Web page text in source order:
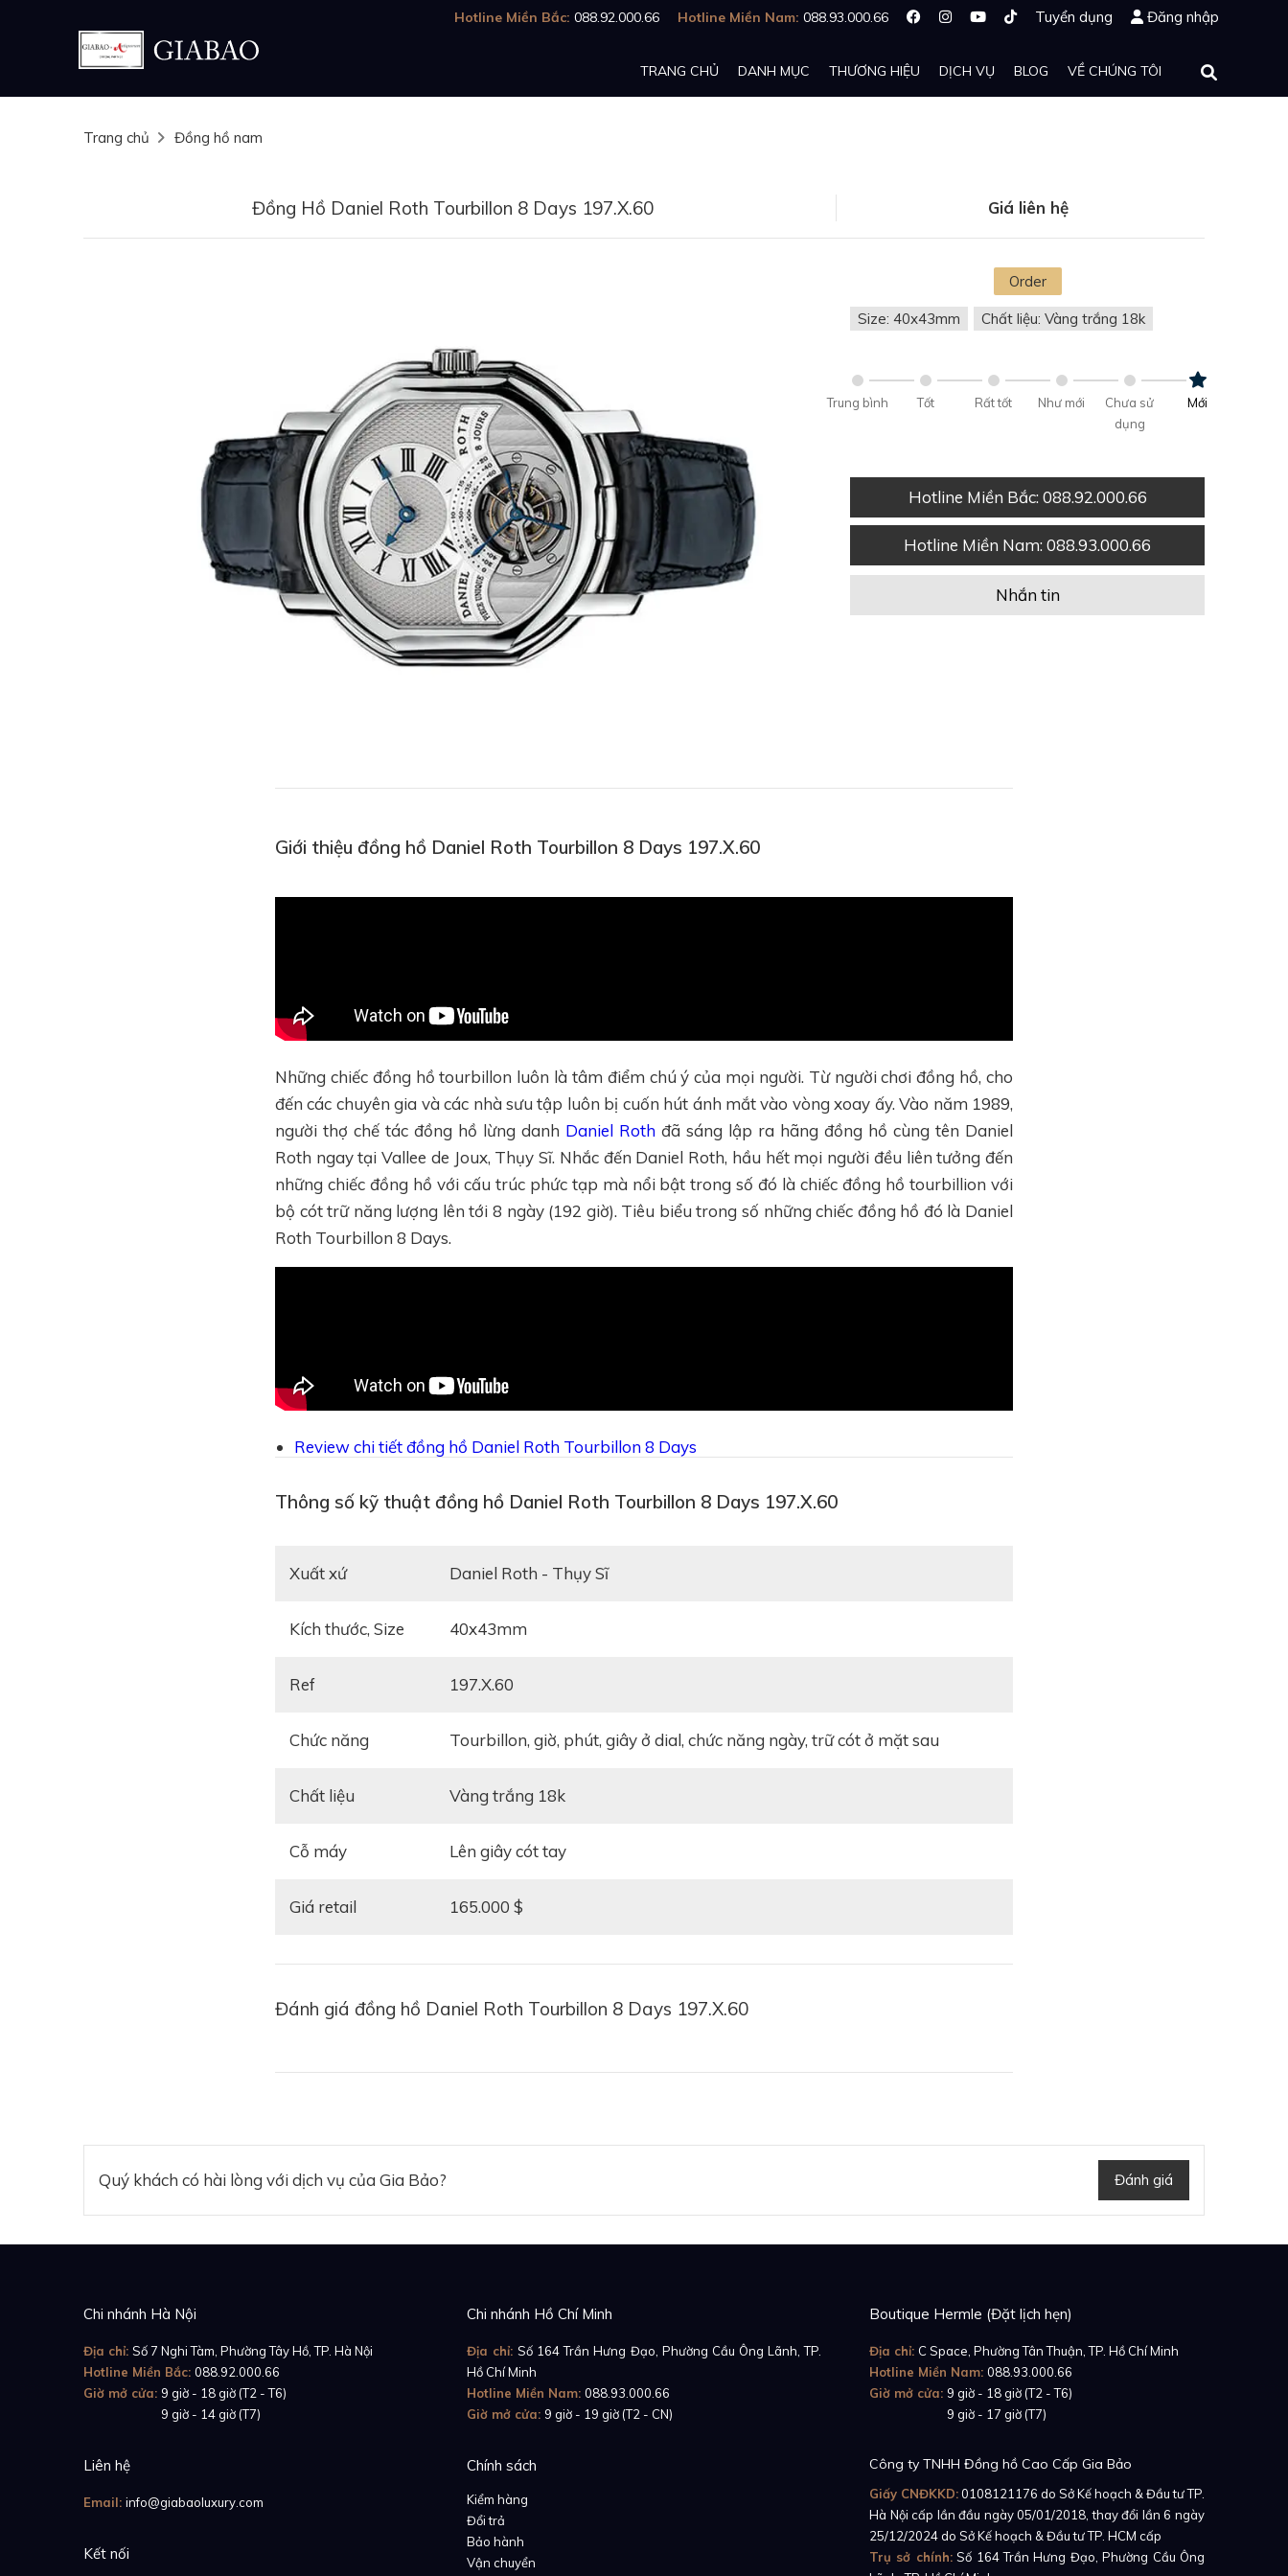
Hotline Miền Bắc: 088.92.000.66 Hotline Miền Nam: 088.93.000.66 Tuyển dụng Đăng nhập
TRANG CHỦ DANH MỤC THƯƠNG HIỆU DỊCH VỤ BLOG VỀ CHÚNG TÔI
Trang chủ Đồng hồ nam
Đồng Hồ Daniel Roth Tourbillon 8 Days 197.X.60 Giá liên hệ
Order
Size: 40x43mm Chất liệu: Vàng trắng 18k
Trung bình Tốt Rất tốt Như mới
Chưa sử
dụng
Mới
Hotline Miền Bắc: 088.92.000.66
Hotline Miền Nam: 088.93.000.66
Nhắn tin
Giới thiệu đồng hồ Daniel Roth Tourbillon 8 Days 197.X.60
Những chiếc đồng hồ tourbillon luôn là tâm điểm chú ý của mọi người. Từ người chơi đồng hồ, cho
đến các chuyên gia và các nhà sưu tập luôn bị cuốn hút ánh mắt vào vòng xoay ấy. Vào năm 1989,
người thợ chế tác đồng hồ lừng danh Daniel Roth đã sáng lập ra hãng đồng hồ cùng tên Daniel
Roth ngay tại Vallee de Joux, Thụy Sĩ. Nhắc đến Daniel Roth, hầu hết mọi người đều liên tưởng đến
những chiếc đồng hồ với cấu trúc phức tạp mà nổi bật trong số đó là chiếc đồng hồ tourbillion với
bộ cót trữ năng lượng lên tới 8 ngày (192 giờ). Tiêu biểu trong số những chiếc đồng hồ đó là Daniel
Roth Tourbillon 8 Days.
Review chi tiết đồng hồ Daniel Roth Tourbillon 8 Days
Thông số kỹ thuật đồng hồ Daniel Roth Tourbillon 8 Days 197.X.60
Xuất xứ Daniel Roth - Thụy Sĩ
Kích thước, Size 40x43mm
Ref 197.X.60
Chức năng tourbillon, giờ, phút, giây ở dial, chức năng ngày, trữ cót ở mặt sau
Chất liệu vàng trắng 18k
Cỗ máy lên giây cót tay
Giá retail 165.000 $
Đánh giá đồng hồ Daniel Roth Tourbillon 8 Days 197.X.60
Quý khách có hài lòng với dịch vụ của Gia Bảo? Đánh giá
Chi nhánh Hà Nội
Địa chỉ: Số 7 Nghi Tàm, Phường Tây Hồ, TP. Hà Nội
Hotline Miền Bắc: 088.92.000.66
Giờ mở cửa: 9 giờ - 18 giờ (T2 - T6)
9 giờ - 14 giờ (T7)
Chi nhánh Hồ Chí Minh
Địa chỉ:Số 164 Trần Hưng Đạo, Phường Cầu Ông Lãnh, TP.
Hồ Chí Minh
Hotline Miền Nam: 088.93.000.66
Giờ mở cửa: 9 giờ - 19 giờ (T2 - CN)
Boutique Hermle (Đặt lịch hẹn)
Địa chỉ: C Space, Phường Tân Thuận, TP. Hồ Chí Minh
Hotline Miền Nam: 088.93.000.66
Giờ mở cửa: 9 giờ - 18 giờ (T2 - T6)
9 giờ - 17 giờ (T7)
Liên hệ
Email: info@giabaoluxury.com
Kết nối
Chính sách
Kiểm hàng
Đổi trả
Bảo hành
Vận chuyển
Công ty TNHH Đồng hồ Cao Cấp Gia Bảo
Giấy CNĐKKD:0108121176 do Sở Kế hoạch & Đầu tư TP.
Hà Nội cấp lần đầu ngày 05/01/2018, thay đổi lần 6 ngày
25/12/2024 do Sở Kế hoạch & Đầu tư TP. HCM cấp
Trụ sở chính:Số 164 Trần Hưng Đạo, Phường Cầu Ông